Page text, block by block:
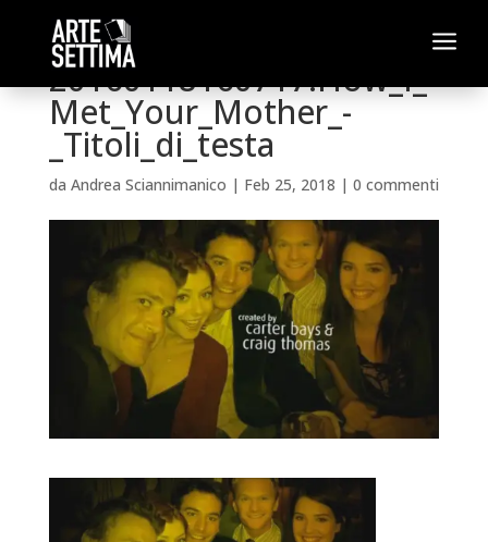
a
20160118160717!How_I_
Met_Your_Mother_-
_Titoli_di_testa
da Andrea Sciannimanico | Feb 25, 2018 | 0 commenti